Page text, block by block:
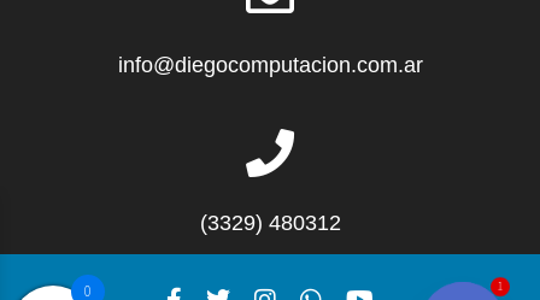
info@diegocomputacion.com.ar
(3329) 480312
0 1